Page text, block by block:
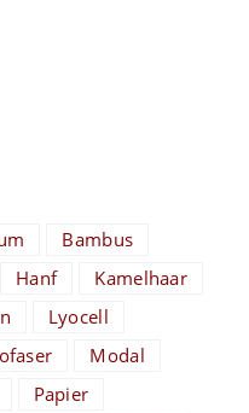
Bambus
Hanf
Kamelhaar
Lyocell
Modal
Papier